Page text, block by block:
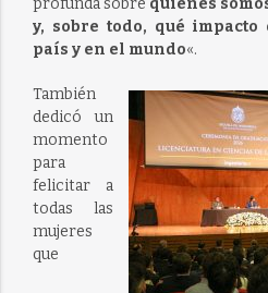
profunda sobre quiénes
y, sobre todo, qué
país y en el mundo«.
También
dedicó un
momento
para
felicitar a
todas las
mujeres
que